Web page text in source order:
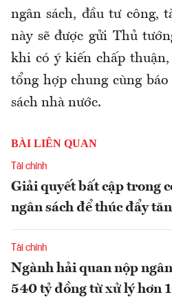
ngân sách, đầu tư công,
này sẽ được gửi Thủ
khi có ý kiến chấp
tổng hợp chung cùng
sách nhà nước.
BÀI LIÊN QUAN
Tài chính
Giải quyết bất cập trong
ngân sách để thúc đẩy
Tài chính
Ngành hải quan nộp
540 tỷ đồng từ xử lý hơn